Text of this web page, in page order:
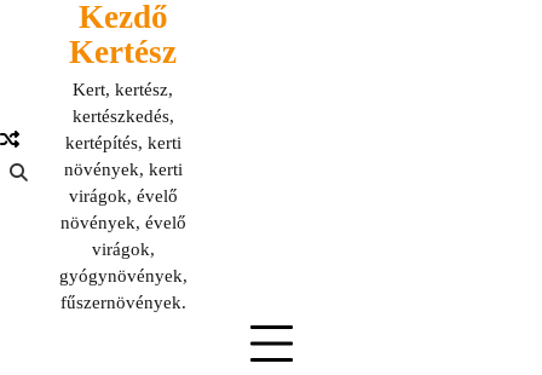
Kezdő
Kertész
Kert, kertész,
kertészkedés,
kertépítés, kerti
növények, kerti
virágok, évelő
növények, évelő
virágok,
gyógynövények,
fűszernövények.